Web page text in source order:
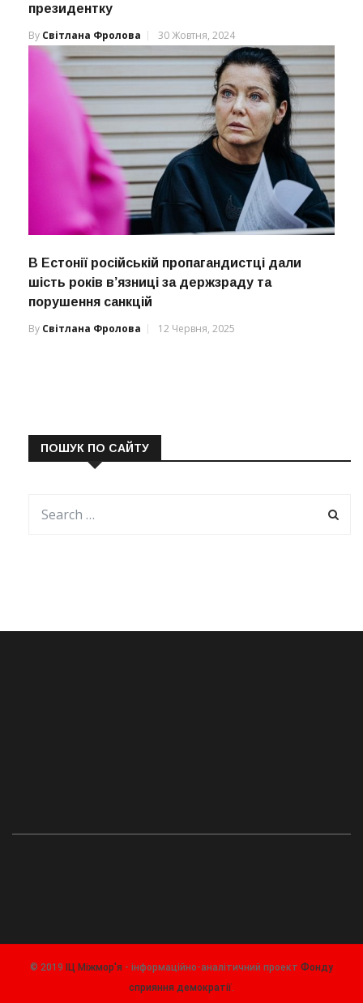
президентку
By Світлана Фролова 30 Жовтня, 2024
В Естонії російській пропагандистці дали
шість років в’язниці за держзраду та
порушення санкцій
By Світлана Фролова 12 Червня, 2025
ПОШУК ПО САЙТУ
© 2019 ІЦ Міжмор'я - інформаційно-аналітичний проект Фонду
сприяння демократії.